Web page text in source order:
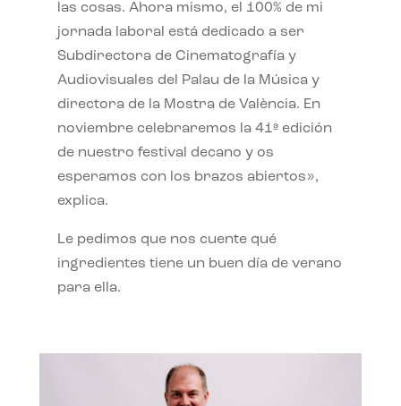
las cosas. Ahora mismo, el 100% de mi
jornada laboral está dedicado a ser
Subdirectora de Cinematografía y
Audiovisuales del Palau de la Música y
directora de la Mostra de València. En
noviembre celebraremos la 41ª edición
de nuestro festival decano y os
esperamos con los brazos abiertos»,
explica.
Le pedimos que nos cuente qué
ingredientes tiene un buen día de verano
para ella.